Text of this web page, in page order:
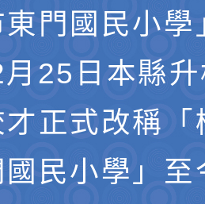
門國民小學
25日本縣
正式改稱「
國民小學」